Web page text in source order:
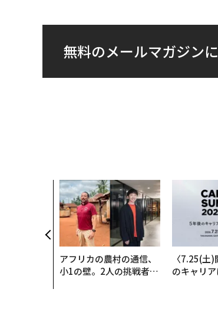
無料のメールマガジン
アフリカの農村の通信、
小1の壁。2人の挑戦者が
〈7.25(土
のキャリ